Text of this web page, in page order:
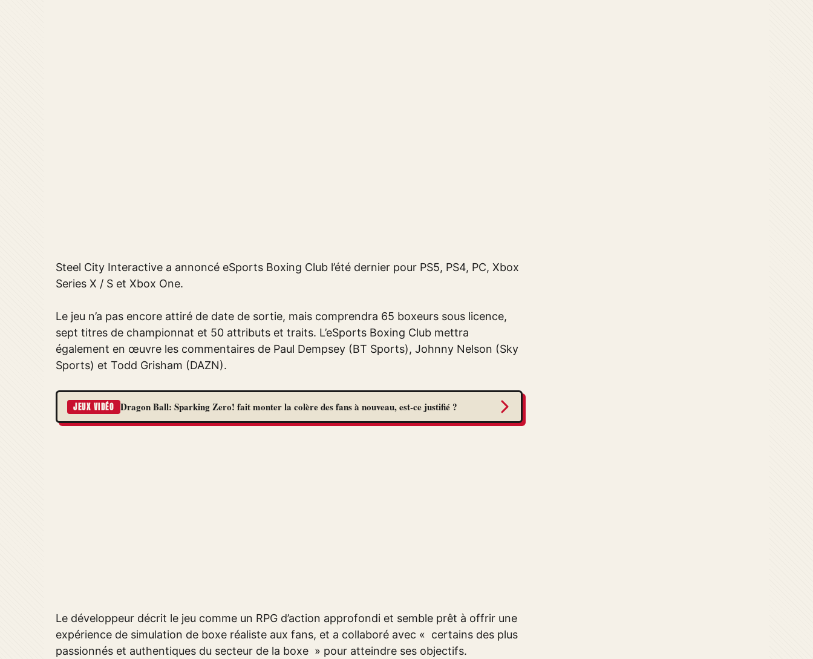
Steel City Interactive a annoncé eSports Boxing Club l’été dernier pour PS5, PS4, PC, Xbox
Series X / S et Xbox One.
Le jeu n’a pas encore attiré de date de sortie, mais comprendra 65 boxeurs sous licence,
sept titres de championnat et 50 attributs et traits. L’eSports Boxing Club mettra
également en œuvre les commentaires de Paul Dempsey (BT Sports), Johnny Nelson (Sky
Sports) et Todd Grisham (DAZN).
JEUX VIDÉO Dragon Ball: Sparking Zero! fait monter la colère des fans à nouveau, est-ce justifié ?
Le développeur décrit le jeu comme un RPG d’action approfondi et semble prêt à offrir une
expérience de simulation de boxe réaliste aux fans, et a collaboré avec « certains des plus
passionnés et authentiques du secteur de la boxe » pour atteindre ses objectifs.